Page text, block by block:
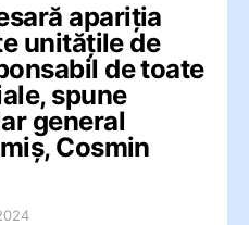
apariția
unitățile de
de toate
spune
general
Cosmin